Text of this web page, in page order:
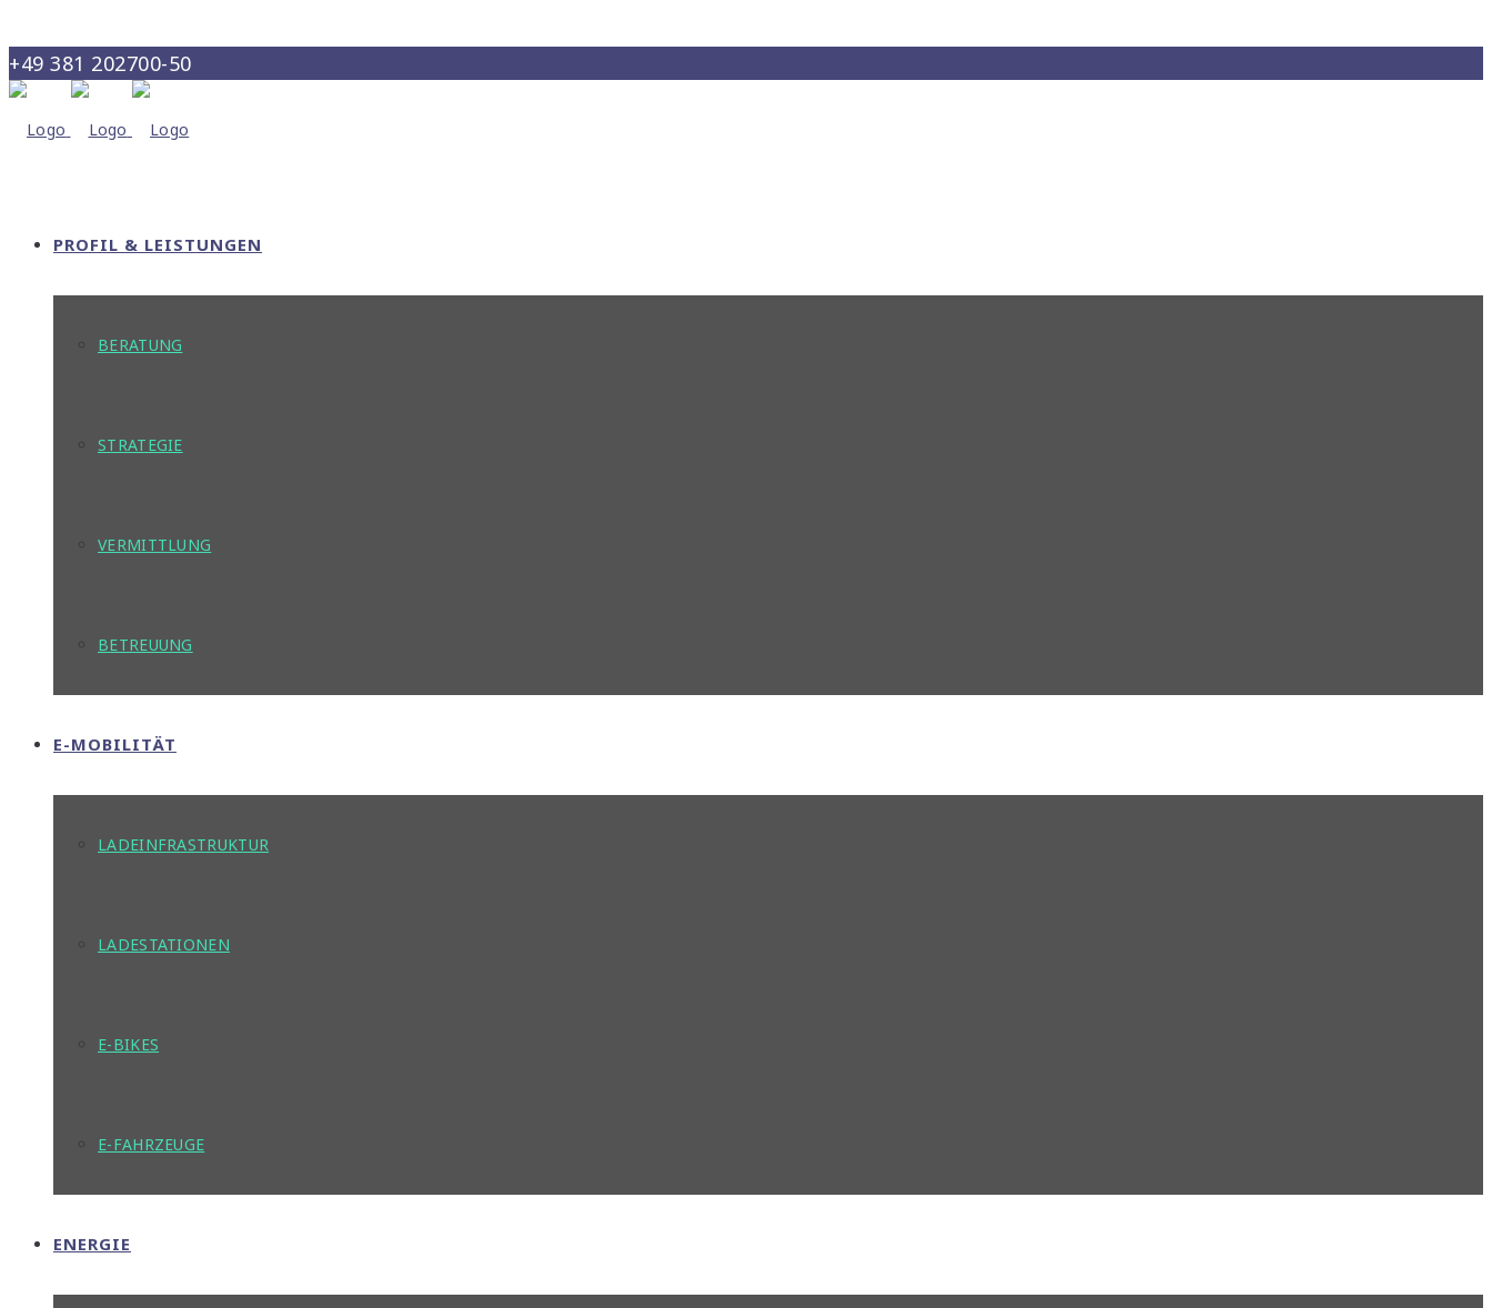
+49 381 202700-50
info@maris-consult.de
PROFIL & LEISTUNGEN
BERATUNG
STRATEGIE
VERMITTLUNG
BETREUUNG
E-MOBILITÄT
LADEINFRASTRUKTUR
LADESTATIONEN
E-BIKES
E-FAHRZEUGE
ENERGIE